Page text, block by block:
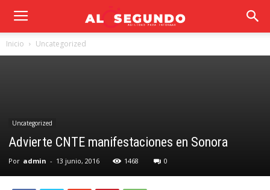
Inicio Uncategorized
Uncategorized
Advierte CNTE manifestaciones en Sonora
Por admin - 13 junio, 2016 1468 0